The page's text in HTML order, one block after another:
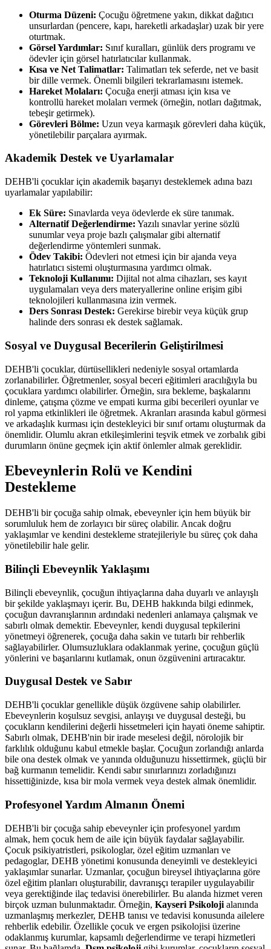
Oturma Düzeni: Çocuğu öğretmene yakın, dikkat dağıtıcı
unsurlardan (pencere, kapı, hareketli arkadaşlar) uzak bir yere
oturtmak.
Görsel Yardımlar: Sınıf kuralları, günlük ders programı ve
ödevler için görsel hatırlatıcılar kullanmak.
Kısa ve Net Talimatlar: Talimatları tek seferde, net ve basit
bir dille vermek. Önemli bilgileri tekrarlamasını istemek.
Hareket Molaları: Çocuğa enerji atması için kısa ve
kontrollü hareket molaları vermek (örneğin, notları dağıtmak,
tebeşir getirmek).
Görevleri Bölme: Uzun veya karmaşık görevleri daha küçük,
yönetilebilir parçalara ayırmak.
Akademik Destek ve Uyarlamalar
DEHB'li çocuklar için akademik başarıyı desteklemek adına bazı
uyarlamalar yapılabilir:
Ek Süre: Sınavlarda veya ödevlerde ek süre tanımak.
Alternatif Değerlendirme: Yazılı sınavlar yerine sözlü
sunumlar veya proje bazlı çalışmalar gibi alternatif
değerlendirme yöntemleri sunmak.
Ödev Takibi: Ödevleri not etmesi için bir ajanda veya
hatırlatıcı sistemi oluşturmasına yardımcı olmak.
Teknoloji Kullanımı: Dijital not alma cihazları, ses kayıt
uygulamaları veya ders materyallerine online erişim gibi
teknolojileri kullanmasına izin vermek.
Ders Sonrası Destek: Gerekirse birebir veya küçük grup
halinde ders sonrası ek destek sağlamak.
Sosyal ve Duygusal Becerilerin Geliştirilmesi
DEHB'li çocuklar, dürtüsellikleri nedeniyle sosyal ortamlarda
zorlanabilirler. Öğretmenler, sosyal beceri eğitimleri aracılığıyla bu
çocuklara yardımcı olabilirler. Örneğin, sıra bekleme, başkalarını
dinleme, çatışma çözme ve empati kurma gibi becerileri oyunlar ve
rol yapma etkinlikleri ile öğretmek. Akranları arasında kabul görmesi
ve arkadaşlık kurması için destekleyici bir sınıf ortamı oluşturmak da
önemlidir. Olumlu akran etkileşimlerini teşvik etmek ve zorbalık gibi
durumların önüne geçmek için aktif önlemler almak gereklidir.
Ebeveynlerin Rolü ve Kendini
Destekleme
DEHB'li bir çocuğa sahip olmak, ebeveynler için hem büyük bir
sorumluluk hem de zorlayıcı bir süreç olabilir. Ancak doğru
yaklaşımlar ve kendini destekleme stratejileriyle bu süreç çok daha
yönetilebilir hale gelir.
Bilinçli Ebeveynlik Yaklaşımı
Bilinçli ebeveynlik, çocuğun ihtiyaçlarına daha duyarlı ve anlayışlı
bir şekilde yaklaşmayı içerir. Bu, DEHB hakkında bilgi edinmek,
çocuğun davranışlarının ardındaki nedenleri anlamaya çalışmak ve
sabırlı olmak demektir. Ebeveynler, kendi duygusal tepkilerini
yönetmeyi öğrenerek, çocuğa daha sakin ve tutarlı bir rehberlik
sağlayabilirler. Olumsuzluklara odaklanmak yerine, çocuğun güçlü
yönlerini ve başarılarını kutlamak, onun özgüvenini artıracaktır.
Duygusal Destek ve Sabır
DEHB'li çocuklar genellikle düşük özgüvene sahip olabilirler.
Ebeveynlerin koşulsuz sevgisi, anlayışı ve duygusal desteği, bu
çocukların kendilerini değerli hissetmeleri için hayati öneme sahiptir.
Sabırlı olmak, DEHB'nin bir irade meselesi değil, nörolojik bir
farklılık olduğunu kabul etmekle başlar. Çocuğun zorlandığı anlarda
bile ona destek olmak ve yanında olduğunuzu hissettirmek, güçlü bir
bağ kurmanın temelidir. Kendi sabır sınırlarınızı zorladığınızı
hissettiğinizde, kısa bir mola vermek veya destek almak önemlidir.
Profesyonel Yardım Almanın Önemi
DEHB'li bir çocuğa sahip ebeveynler için profesyonel yardım
almak, hem çocuk hem de aile için büyük faydalar sağlayabilir.
Çocuk psikiyatristleri, psikologlar, özel eğitim uzmanları ve
pedagoglar, DEHB yönetimi konusunda deneyimli ve destekleyici
yaklaşımlar sunarlar. Uzmanlar, çocuğun bireysel ihtiyaçlarına göre
özel eğitim planları oluşturabilir, davranışçı terapiler uygulayabilir
veya gerektiğinde ilaç tedavisi önerebilirler. Bu alanda hizmet veren
birçok uzman bulunmaktadır. Örneğin, Kayseri Psikoloji alanında
uzmanlaşmış merkezler, DEHB tanısı ve tedavisi konusunda ailelere
rehberlik edebilir. Özellikle çocuk ve ergen psikolojisi üzerine
odaklanmış kurumlar, kapsamlı değerlendirme ve terapi hizmetleri